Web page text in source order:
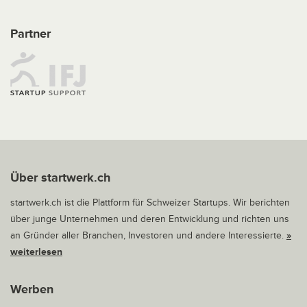
Partner
Über startwerk.ch
startwerk.ch ist die Plattform für Schweizer Startups. Wir berichten
über junge Unternehmen und deren Entwicklung und richten uns
an Gründer aller Branchen, Investoren und andere Interessierte. »
weiterlesen
Werben